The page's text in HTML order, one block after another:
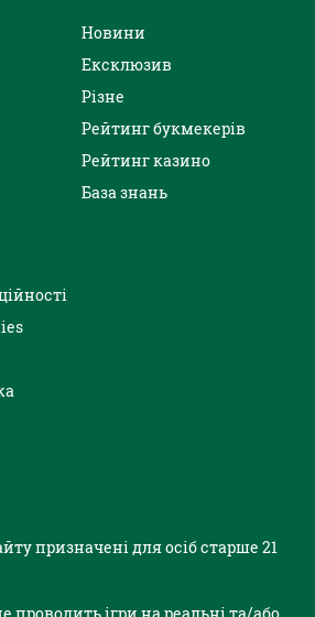
Новини
Ексклюзив
Різне
Рейтинг букмекерів
Рейтинг казино
База знань
призначені для осіб старше 21